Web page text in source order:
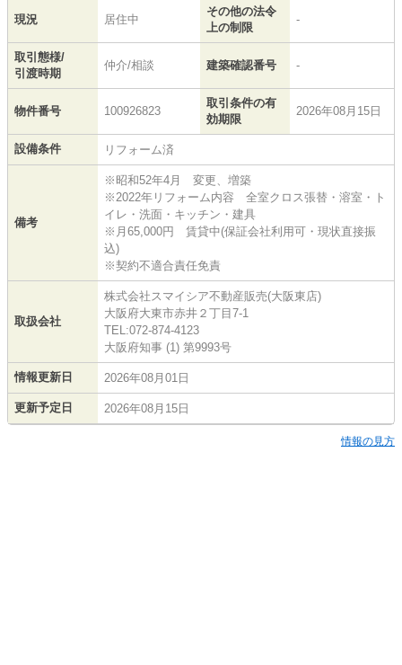
現況 居住中
その他の法令
上の制限
-
取引態様/
引渡時期
仲介/相談 建築確認番号 -
物件番号 100926823
取引条件の有
効期限
2026年08月15日
設備条件 リフォーム済
備考
※昭和52年4月 変更、増築
※2022年リフォーム内容 全室クロス張替・溶室・ト
イレ・洗面・キッチン・建具
※月65,000円 賃貸中(保証会社利用可・現状直接振
込)
※契約不適合責任免責
取扱会社
株式会社スマイシア不動産販売(大阪東店)
大阪府大東市赤井２丁目7-1
TEL:072-874-4123
大阪府知事 (1) 第9993号
情報更新日 2026年08月01日
更新予定日 2026年08月15日
情報の見方